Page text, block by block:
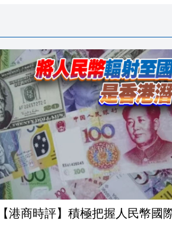
【港商時評】積極把握人民幣國